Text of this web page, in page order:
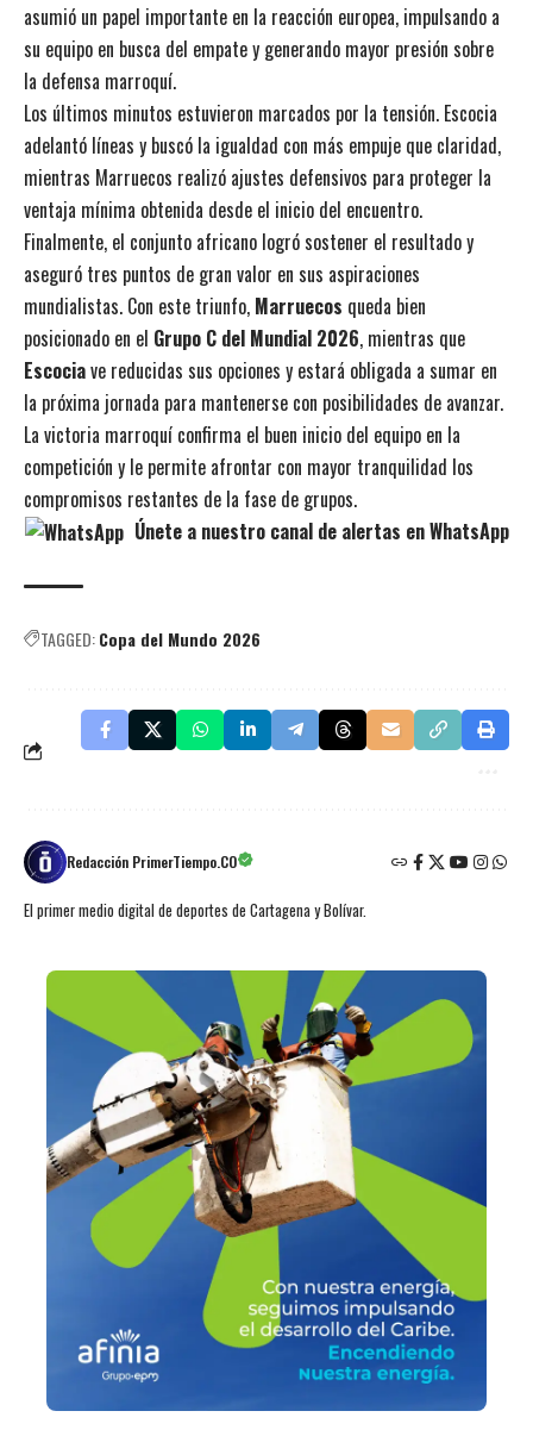
asumió un papel importante en la reacción europea, impulsando a
su equipo en busca del empate y generando mayor presión sobre
la defensa marroquí.
Los últimos minutos estuvieron marcados por la tensión. Escocia
adelantó líneas y buscó la igualdad con más empuje que claridad,
mientras Marruecos realizó ajustes defensivos para proteger la
ventaja mínima obtenida desde el inicio del encuentro.
Finalmente, el conjunto africano logró sostener el resultado y
aseguró tres puntos de gran valor en sus aspiraciones
mundialistas. Con este triunfo, Marruecos queda bien
posicionado en el Grupo C del Mundial 2026, mientras que
Escociave reducidas sus opciones y estará obligada a sumar en
la próxima jornada para mantenerse con posibilidades de avanzar.
La victoria marroquí confirma el buen inicio del equipo en la
competición y le permite afrontar con mayor tranquilidad los
compromisos restantes de la fase de grupos.
Únete a nuestro canal de alertas en WhatsApp
TAGGED:Copa del Mundo 2026
Redacción PrimerTiempo.CO
El primer medio digital de deportes de Cartagena y Bolívar.